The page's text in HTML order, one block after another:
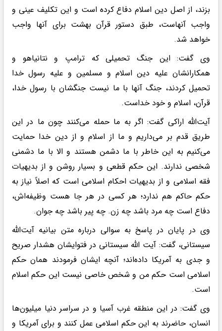
بزند، از اصل دین اسلام دفاع کرده است و این تکلیف عینی و
واجب آنهاست، طبق دستور قرآن بهشت برای آنها واجب
خواهد شد.
وی گفت: این جنگ تحمیلی که ترامپ و نتانیاهو و
همکارانشان علیه دین اسلام و مسلمین و علیه رسول خدا
تحمیل کردند، جنگ آنها با ما نیست جنگشان با رسول خدا،
قرآن، اسلام و خود خداست.
آیت‌الله اراکی گفت: اگر به ما حمله می‌کنند چون ما در این
طریق قدم بر می‌داریم و ما از اسلام و از دین خدا حمایت
می‌کنیم به این خاطر با ما دشمن هستند و الا با ما دشمنی
شخصی ندارند. این حکم قطعی و بسیار روشن و از بدیهیات
فقه اسلامی و از بدیهیات احکام اسلامی است که اصلاً نیاز به
حکم حاکم هم ندارد؛ هر کسی در هر جا هست وظیفه‌اش،
دفاع است چه مرد باشد چه زن. چه پیر باشد چه جوان.
وی در پایان در پاسخ به سوالی درباره متن بیانیه آیت‌الله‌
سیستانی، گفت: آیت الله سیستانی در فتوایشان هشدار صریح
و جدی به آمریکا داده‌اند؛ آنچه ایشان فرمودند همان حکم
اسلامی است حکم من و شخص خاصی نیست این حکم اسلام
است.
وی گفت: در این منطقه غرب آسیا و در سراسر دنیا میلیون‌ها
انسان، حاضرند به این حکم اسلامی عمل کنند و برای آمریکا و